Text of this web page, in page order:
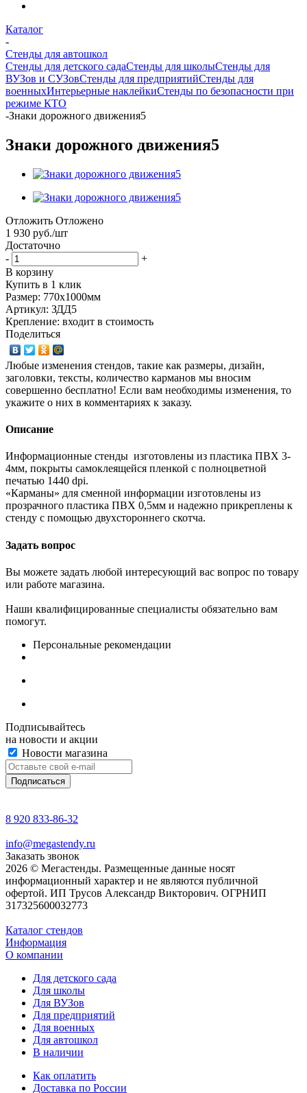
Каталог
-
Стенды для автошкол
Стенды для детского садаСтенды для школыСтенды для
ВУЗов и СУЗовСтенды для предприятийСтенды для
военныхИнтерьерные наклейкиСтенды по безопасности при
режиме КТО
-Знаки дорожного движения5
Знаки дорожного движения5
Отложить Отложено
1 930 руб./шт
Достаточно
-
+
В корзину
Купить в 1 клик
Размер: 770х1000мм
Артикул: ЗДД5
Крепление: входит в стоимость
Поделиться
Любые изменения стендов, такие как размеры, дизайн,
заголовки, тексты, количество карманов мы вносим
совершенно бесплатно! Если вам необходимы изменения, то
укажите о них в комментариях к заказу.
Описание
Информационные стенды изготовлены из пластика ПВХ 3-
4мм, покрыты самоклеящейся пленкой с полноцветной
печатью 1440 dpi.
«Карманы» для сменной информации изготовлены из
прозрачного пластика ПВХ 0,5мм и надежно прикреплены к
стенду с помощью двухстороннего скотча.
Задать вопрос
Вы можете задать любой интересующий вас вопрос по товару
или работе магазина.
Наши квалифицированные специалисты обязательно вам
помогут.
Персональные рекомендации
Подписывайтесь
на новости и акции
Новости магазина
8 920 833-86-32
info@megastendy.ru
Заказать звонок
2026 © Мегастенды. Размещенные данные носят
информационный характер и не являются публичной
офертой. ИП Трусов Александр Викторович. ОГРНИП
317325600032773
Каталог стендов
Информация
О компании
Для детского сада
Для школы
Для ВУЗов
Для предприятий
Для военных
Для автошкол
В наличии
Как оплатить
Доставка по России